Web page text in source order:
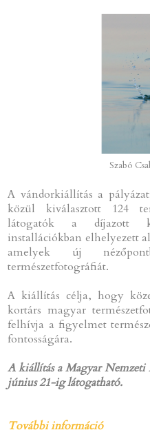
Szabó
A vándorkiállítás a
közül kiválasztott 124
látogatók a díjazott
installációkban elhelyezett
amelyek új
természetfotográfiát.
A kiállítás célja, hogy
kortárs magyar
felhívja a figyelmet
fontosságára.
A kiállítás a Magyar Nemzeti
június 21-ig látogatható.
További információ